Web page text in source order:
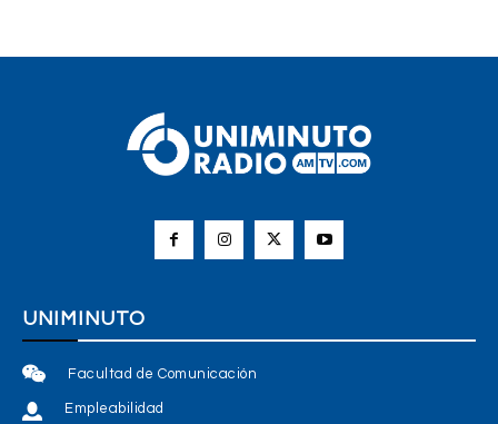
UNIMINUTO
Facultad de Comunicación
Empleabilidad